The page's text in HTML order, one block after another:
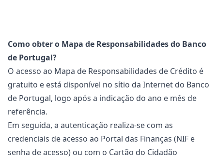
Como obter o Mapa de Responsabilidades do Banco
de Portugal?
O acesso ao Mapa de Responsabilidades de Crédito é
gratuito e está disponível no sítio da Internet do Banco
de Portugal, logo após a indicação do ano e mês de
referência.
Em seguida, a autenticação realiza-se com as
credenciais de acesso ao Portal das Finanças (NIF e
senha de acesso) ou com o Cartão do Cidadão